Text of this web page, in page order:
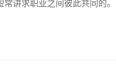
讲求职业之间彼此共同的